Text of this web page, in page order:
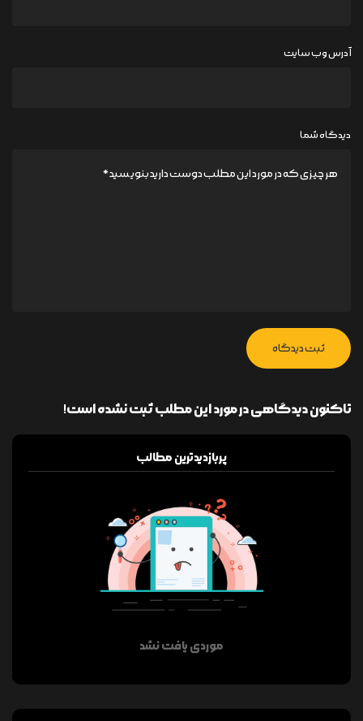
آدرس وب سایت
دیدگاه شما
ثبت دیدگاه
تاکنون دیدگاهی در مورد این مطلب ثبت نشده است!
پربازدیدترین مطالب
موردی یافت نشد